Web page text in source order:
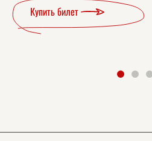
Купить билет